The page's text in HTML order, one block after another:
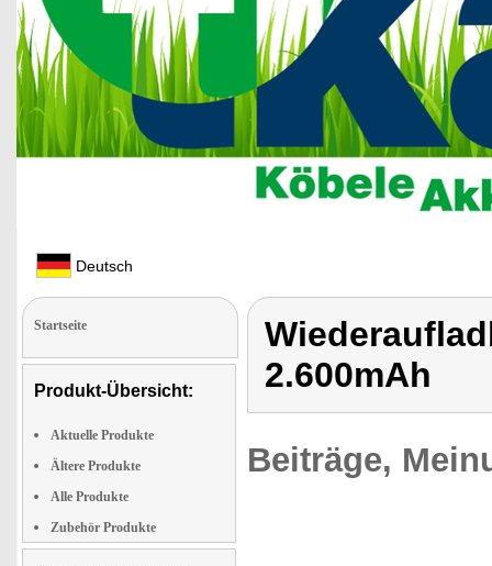
Deutsch
Startseite
Produkt-Übersicht:
Aktuelle Produkte
Ältere Produkte
Alle Produkte
Zubehör Produkte
2.600mAh
Beiträge,